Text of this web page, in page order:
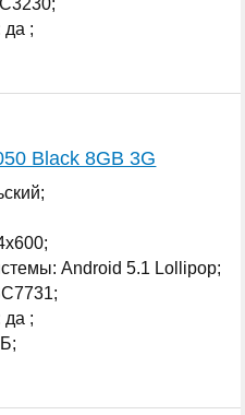
да ;
Black 8GB 3G
Android 5.1 Lollipop;
да ;